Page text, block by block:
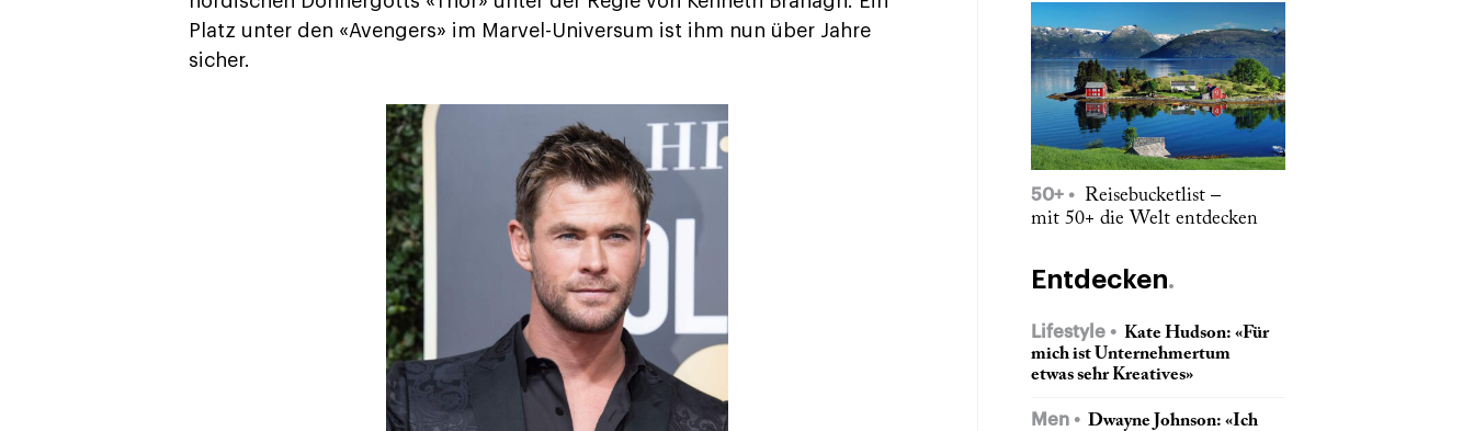
Platz unter den «Avengers» im Marvel-Universum ist ihm nun über Jahre
sicher.
50+
Reisebucketlist –
mit 50+ die Welt entdecken
Entdecken
Lifestyle
Kate Hudson: «Für
mich ist Unternehmertum
etwas sehr Kreatives»
Men
Dwayne Johnson: «Ich